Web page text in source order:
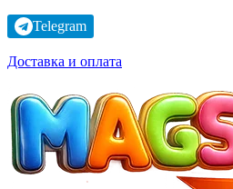
Telegram
Доставка и оплата